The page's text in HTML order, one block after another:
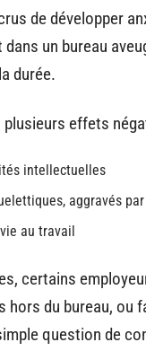
de développer
un bureau
durée.
effets
intellectuelles
aggravés
au travail
certains
hors du bureau,
question de